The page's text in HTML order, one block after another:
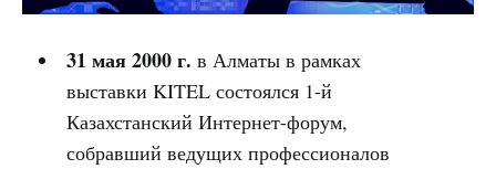
31 мая 2000 г. в Алматы в рамках
выставки KITEL состоялся 1-й
Казахстанский Интернет-форум,
собравший ведущих профессионалов